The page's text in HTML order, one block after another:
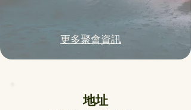
更多聚會資訊
地址